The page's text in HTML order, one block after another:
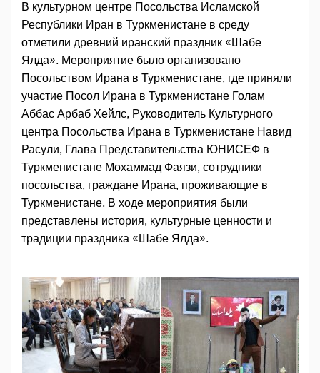
В культурном центре Посольства Исламской
Республики Иран в Туркменистане в среду
отметили древний иранский праздник «Шабе
Ялда». Мероприятие было организовано
Посольством Ирана в Туркменистане, где приняли
участие Посол Ирана в Туркменистане Голам
Аббас Арбаб Хейлс, Руководитель Культурного
центра Посольства Ирана в Туркменистане Навид
Расули, Глава Представительства ЮНИСЕФ в
Туркменистане Мохаммад Фаязи, сотрудники
посольства, граждане Ирана, проживающие в
Туркменистане. В ходе мероприятия были
представлены история, культурные ценности и
традиции праздника «Шабе Ялда».